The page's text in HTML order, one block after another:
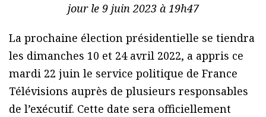
jour le 9 juin 2023 à 19h47
La prochaine élection présidentielle se tiendra
les dimanches 10 et 24 avril 2022, a appris ce
mardi 22 juin le service politique de France
Télévisions auprès de plusieurs responsables
de l’exécutif. Cette date sera officiellement